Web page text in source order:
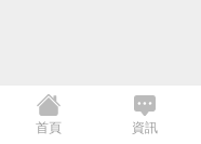
首頁 資訊